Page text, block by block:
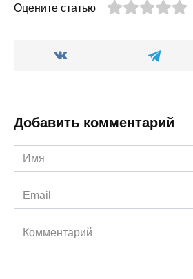
Оцените статью
Добавить комментарий
Имя
*
Email
*
Комментарий